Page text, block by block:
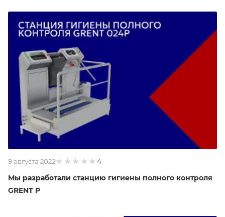
9 августа 2022
4
Мы разработали станцию гигиены полного контроля
GRENT P